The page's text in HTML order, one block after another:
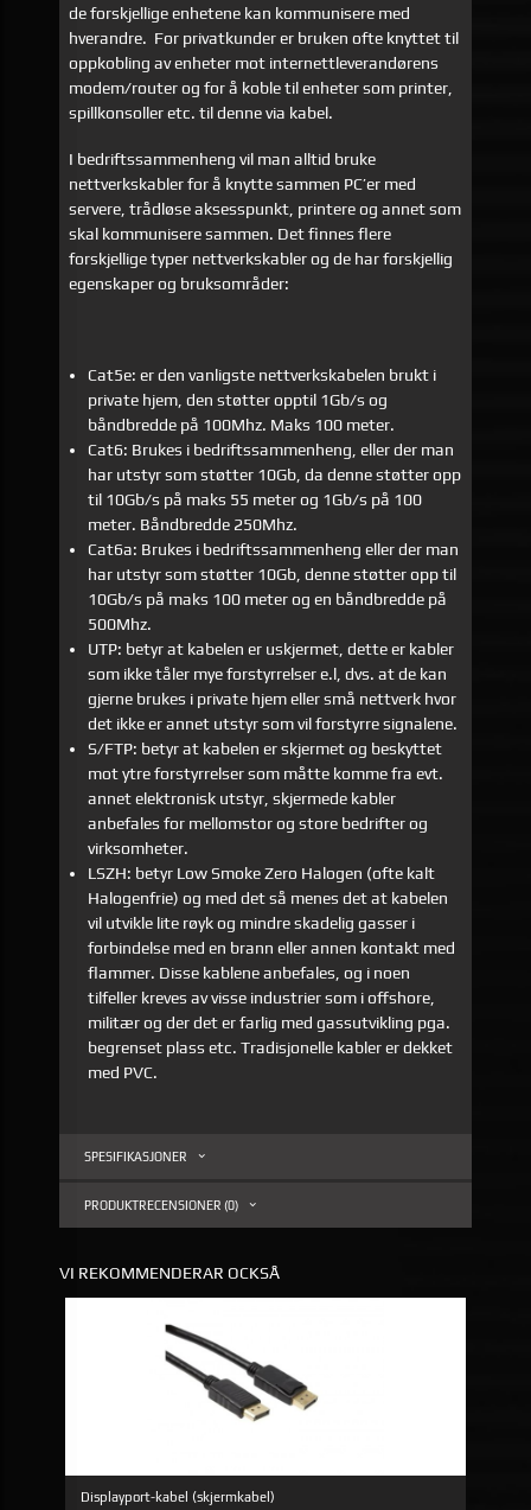
de forskjellige enhetene kan kommunisere med
hverandre. For privatkunder er bruken ofte knyttet til
oppkobling av enheter mot internettleverandørens
modem/router og for å koble til enheter som printer,
spillkonsoller etc. til denne via kabel.
I bedriftssammenheng vil man alltid bruke
nettverkskabler for å knytte sammen PC’er med
servere, trådløse aksesspunkt, printere og annet som
skal kommunisere sammen. Det finnes flere
forskjellige typer nettverkskabler og de har forskjellig
egenskaper og bruksområder:
Cat5e: er den vanligste nettverkskabelen brukt i
private hjem, den støtter opptil 1Gb/s og
båndbredde på 100Mhz. Maks 100 meter.
Cat6: Brukes i bedriftssammenheng, eller der man
har utstyr som støtter 10Gb, da denne støtter opp
til 10Gb/s på maks 55 meter og 1Gb/s på 100
meter. Båndbredde 250Mhz.
Cat6a: Brukes i bedriftssammenheng eller der man
har utstyr som støtter 10Gb, denne støtter opp til
10Gb/s på maks 100 meter og en båndbredde på
500Mhz.
UTP: betyr at kabelen er uskjermet, dette er kabler
som ikke tåler mye forstyrrelser e.l, dvs. at de kan
gjerne brukes i private hjem eller små nettverk hvor
det ikke er annet utstyr som vil forstyrre signalene.
S/FTP: betyr at kabelen er skjermet og beskyttet
mot ytre forstyrrelser som måtte komme fra evt.
annet elektronisk utstyr, skjermede kabler
anbefales for mellomstor og store bedrifter og
virksomheter.
LSZH: betyr Low Smoke Zero Halogen (ofte kalt
Halogenfrie) og med det så menes det at kabelen
vil utvikle lite røyk og mindre skadelig gasser i
forbindelse med en brann eller annen kontakt med
flammer. Disse kablene anbefales, og i noen
tilfeller kreves av visse industrier som i offshore,
militær og der det er farlig med gassutvikling pga.
begrenset plass etc. Tradisjonelle kabler er dekket
med PVC.
SPESIFIKASJONER
PRODUKTRECENSIONER (0)
VI REKOMMENDERAR OCKSÅ
Displayport-kabel (skjermkabel)